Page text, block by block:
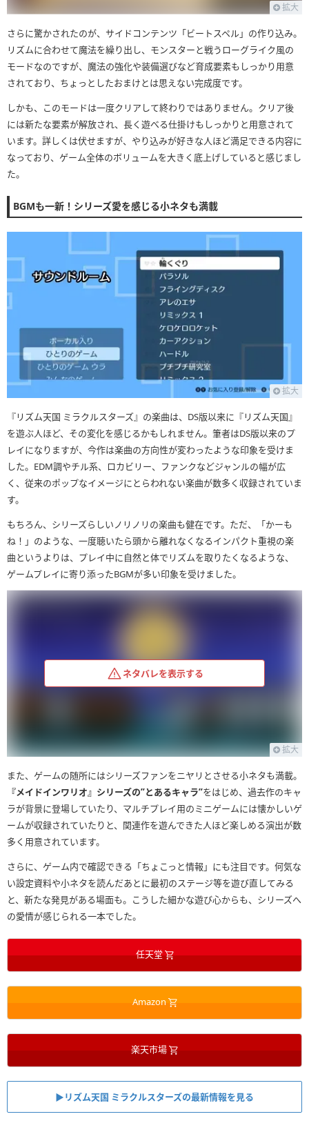
拡大
さらに驚かされたのが、サイドコンテンツ「ビートスペル」の作り込み。
リズムに合わせて魔法を繰り出し、モンスターと戦うローグライク風の
モードなのですが、魔法の強化や装備選びなど育成要素もしっかり用意
されており、ちょっとしたおまけとは思えない完成度です。
しかも、このモードは一度クリアして終わりではありません。クリア後
には新たな要素が解放され、長く遊べる仕掛けもしっかりと用意されて
います。詳しくは伏せますが、やり込みが好きな人ほど満足できる内容に
なっており、ゲーム全体のボリュームを大きく底上げしていると感じまし
た。
BGMも一新！シリーズ愛を感じる小ネタも満載
拡大
『リズム天国 ミラクルスターズ』の楽曲は、DS版以来に『リズム天国』
を遊ぶ人ほど、その変化を感じるかもしれません。筆者はDS版以来のプ
レイになりますが、今作は楽曲の方向性が変わったような印象を受けま
した。EDM調やチル系、ロカビリー、ファンクなどジャンルの幅が広
く、従来のポップなイメージにとらわれない楽曲が数多く収録されていま
す。
もちろん、シリーズらしいノリノリの楽曲も健在です。ただ、「かーも
ね！」のような、一度聴いたら頭から離れなくなるインパクト重視の楽
曲というよりは、プレイ中に自然と体でリズムを取りたくなるような、
ゲームプレイに寄り添ったBGMが多い印象を受けました。
拡大
ネタバレを表示する
また、ゲームの随所にはシリーズファンをニヤリとさせる小ネタも満載。
『メイドインワリオ』シリーズの”とあるキャラ”をはじめ、過去作のキャ
ラが背景に登場していたり、マルチプレイ用のミニゲームには懐かしいゲ
ームが収録されていたりと、関連作を遊んできた人ほど楽しめる演出が数
多く用意されています。
さらに、ゲーム内で確認できる「ちょこっと情報」にも注目です。何気な
い設定資料や小ネタを読んだあとに最初のステージ等を遊び直してみる
と、新たな発見がある場面も。こうした細かな遊び心からも、シリーズへ
の愛情が感じられる一本でした。
任天堂
Amazon
楽天市場
▶︎リズム天国 ミラクルスターズの最新情報を見る